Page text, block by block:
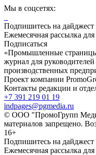
Мы в соцсетях:
Подпишитесь на
Ежемесячная рассылка
Подписаться
«Промышленные
журнал для
производственных
Проект компании
Контакты редакции и
+7 391 219 01 19
indpages@pgmedia.ru
© ООО "ПромоГрупп
материалов запрещено.
16+
Подпишитесь на
Ежемесячная рассылка